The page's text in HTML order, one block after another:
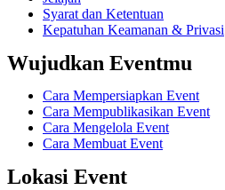
Syarat dan Ketentuan
Kepatuhan Keamanan & Privasi
Wujudkan Eventmu
Cara Mempersiapkan Event
Cara Mempublikasikan Event
Cara Mengelola Event
Cara Membuat Event
Lokasi Event